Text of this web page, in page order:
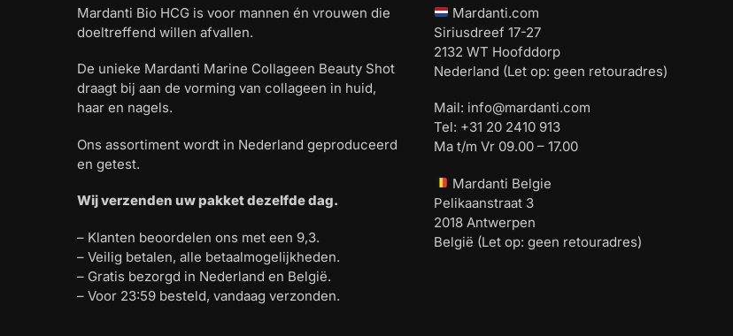
Mardanti Bio HCG is voor mannen én vrouwen die
doeltreffend willen afvallen.
De unieke Mardanti Marine Collageen Beauty Shot
draagt bij aan de vorming van collageen in huid,
haar en nagels.
Ons assortiment wordt in Nederland geproduceerd
en getest.
Wij verzenden uw pakket dezelfde dag.
– Klanten beoordelen ons met een 9,3.
– Veilig betalen, alle betaalmogelijkheden.
– Gratis bezorgd in Nederland en België.
– Voor 23:59 besteld, vandaag verzonden.
Mardanti.com
Siriusdreef 17-27
2132 WT Hoofddorp
Nederland (Let op: geen retouradres)
Mail: info@mardanti.com
Tel: +31 20 2410 913
Ma t/m Vr 09.00 – 17.00
Mardanti Belgie
Pelikaanstraat 3
2018 Antwerpen
België (Let op: geen retouradres)